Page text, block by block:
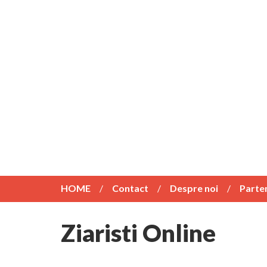
HOME Contact Despre noi
Ziaristi Online